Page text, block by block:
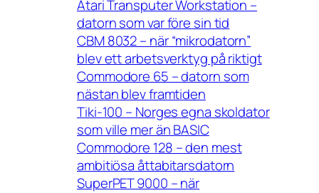
Atari Transputer Workstation –
datorn som var före sin tid
CBM 8032 – när “mikrodatorn”
blev ett arbetsverktyg på riktigt
Commodore 65 – datorn som
nästan blev framtiden
Tiki-100 – Norges egna skoldator
som ville mer än BASIC
Commodore 128 – den mest
ambitiösa åttabitarsdatorn
SuperPET 9000 – när